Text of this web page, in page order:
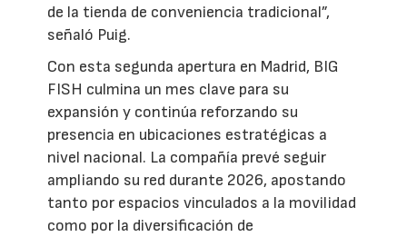
de la tienda de conveniencia tradicional”,
señaló Puig.
Con esta segunda apertura en Madrid, BIG
FISH culmina un mes clave para su
expansión y continúa reforzando su
presencia en ubicaciones estratégicas a
nivel nacional. La compañía prevé seguir
ampliando su red durante 2026, apostando
tanto por espacios vinculados a la movilidad
como por la diversificación de